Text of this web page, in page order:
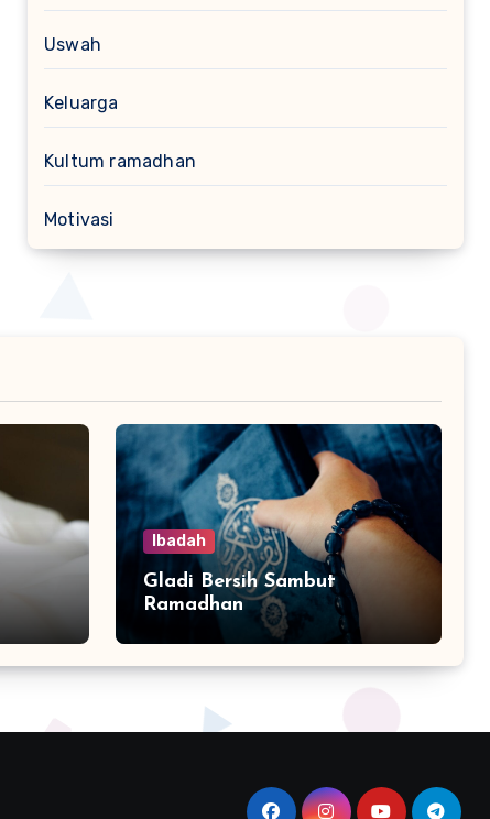
Uswah
Keluarga
Kultum ramadhan
Motivasi
Ibadah
Gladi Bersih Sambut
Ramadhan